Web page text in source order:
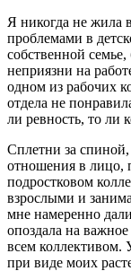
Я никогда не жила
проблемами в
собственной
неприязни на
одном из рабочих
отдела не
ли ревность, то ли
Сплетни за
отношения в лицо,
подростковом
взрослыми и
мне намеренно
опоздала на
всем коллективом.
при виде моих